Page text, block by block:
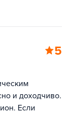
5
и доходчиво.
Если